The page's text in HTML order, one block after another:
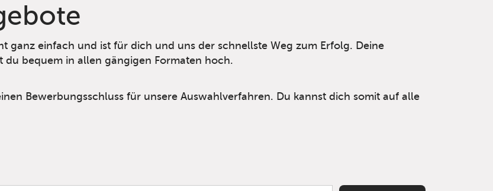
ganz einfach und ist für dich und uns der schnellste Weg zum Erfolg. Deine
bequem in allen gängigen Formaten hoch.
Bewerbungsschluss für unsere Auswahlverfahren. Du kannst dich somit auf alle